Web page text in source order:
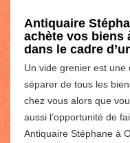
Antiquaire
achète vos biens
dans le cadre
Un vide grenier est
séparer de tous les
chez vous alors que
aussi l’opportunité de
Antiquaire Stéphane à